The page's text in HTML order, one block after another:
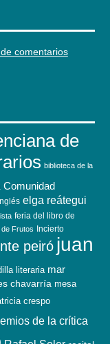
comentarios
de
biblioteca de la
Comunidad
elga reátegui
feria del libro de
de Frutos Incierto
peiró juan
literaria mar
chavarría mesa
crespo
de la crítica